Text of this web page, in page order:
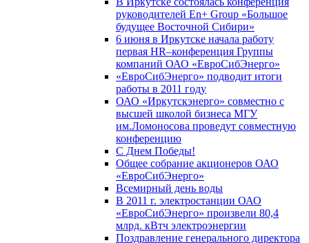
руководителей En+ Group «Большое
будущее Восточной Сибири»
6 июня в Иркутске начала работу
первая HR–конференция Группы
компаний ОАО «ЕвроСибЭнерго»
«ЕвроСибЭнерго» подводит итоги
работы в 2011 году
ОАО «Иркутскэнерго» совместно с
высшей школой бизнеса МГУ
им.Ломоносова проведут совместную
конференцию
С Днем Победы!
Общее собрание акционеров ОАО
«ЕвроСибЭнерго»
Всемирный день воды
В 2011 г. электростанции ОАО
«ЕвроСибЭнерго» произвели 80,4
млрд. кВтч электроэнергии
Поздравление генерального директора